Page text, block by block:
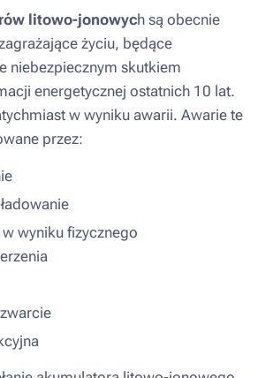
litowo-jonowych są obecnie
życiu, będące
niebezpiecznym skutkiem
energetycznej ostatnich 10 lat.
w wyniku awarii. Awarie te
przez:
wyniku fizycznego